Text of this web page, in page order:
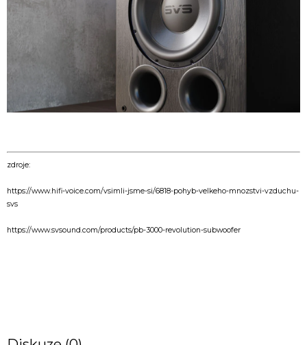
zdroje:
https://www.hifi-voice.com/vsimli-jsme-si/6818-pohyb-velkeho-mnozstvi-vzduchu-
svs
https://www.svsound.com/products/pb-3000-revolution-subwoofer